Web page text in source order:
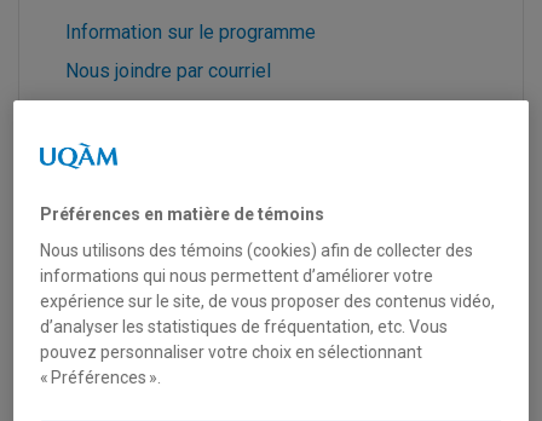
Information sur le programme
Nous joindre par courriel
Page Facebook
Histoire
Information sur le programme
Nous joindre par courriel
Site Web du département
Préférences en matière de témoins
Nous utilisons des témoins (cookies) afin de collecter des
informations qui nous permettent d’améliorer votre
expérience sur le site, de vous proposer des contenus vidéo,
d’analyser les statistiques de fréquentation, etc. Vous
pouvez personnaliser votre choix en sélectionnant
« Préférences ».